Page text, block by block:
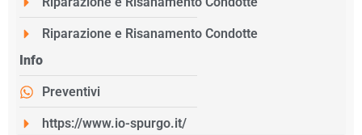
Riparazione e Risanamento Condotte
Info
Preventivi
https://www.io-spurgo.it/